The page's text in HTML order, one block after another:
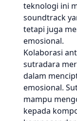
teknologi ini
soundtrack
tetapi juga
emosional.
Kolaborasi
sutradara
dalam
emosional.
mampu
kepada